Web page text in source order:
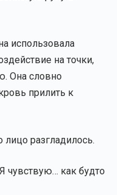
использовала
на точки,
Она словно
прилить к
разгладилось.
чувствую… как будто